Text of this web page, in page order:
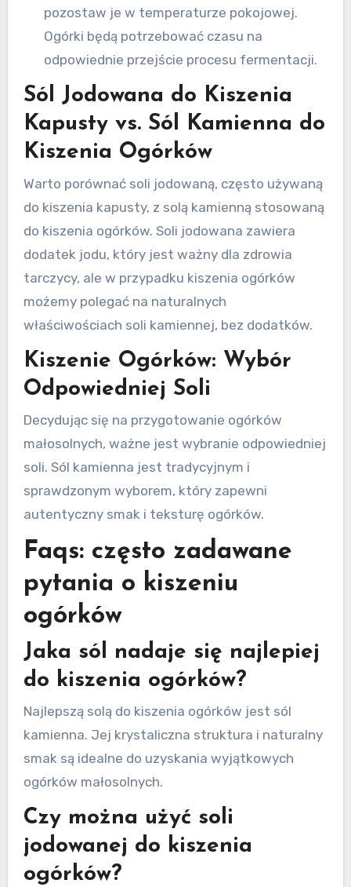
pozostaw je w temperaturze pokojowej.
Ogórki będą potrzebować czasu na
odpowiednie przejście procesu fermentacji.
Sól Jodowana do Kiszenia
Kapusty vs. Sól Kamienna do
Kiszenia Ogórków
Warto porównać soli jodowaną, często używaną
do kiszenia kapusty, z solą kamienną stosowaną
do kiszenia ogórków. Soli jodowana zawiera
dodatek jodu, który jest ważny dla zdrowia
tarczycy, ale w przypadku kiszenia ogórków
możemy polegać na naturalnych
właściwościach soli kamiennej, bez dodatków.
Kiszenie Ogórków: Wybór
Odpowiedniej Soli
Decydując się na przygotowanie ogórków
małosolnych, ważne jest wybranie odpowiedniej
soli. Sól kamienna jest tradycyjnym i
sprawdzonym wyborem, który zapewni
autentyczny smak i teksturę ogórków.
Faqs: często zadawane
pytania o kiszeniu
ogórków
Jaka sól nadaje się najlepiej
do kiszenia ogórków?
Najlepszą solą do kiszenia ogórków jest sól
kamienna. Jej krystaliczna struktura i naturalny
smak są idealne do uzyskania wyjątkowych
ogórków małosolnych.
Czy można użyć soli
jodowanej do kiszenia
ogórków?